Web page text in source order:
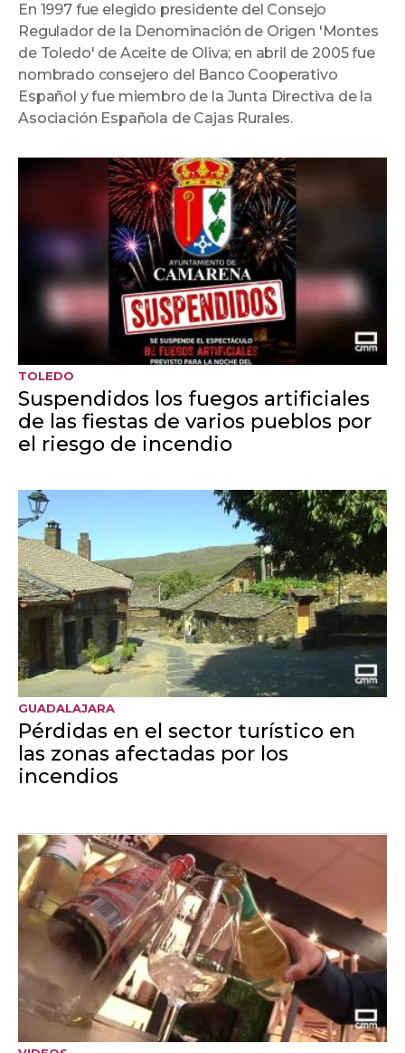
El consumo del vino cae entre los
jóvenes
VÍDEOS
Así se forman los futuros
tripulantes de cabina en Toledo
VIDEOS
Cómo fotografiar el eclipse
del día 12